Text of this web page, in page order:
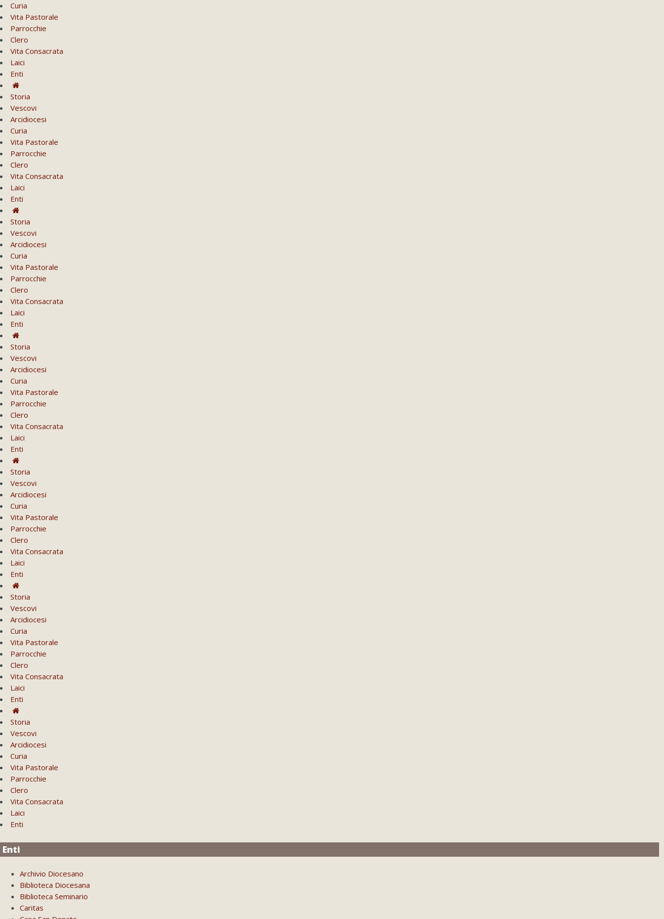
Curia
Vita Pastorale
Parrocchie
Clero
Vita Consacrata
Laici
Enti
Storia
Vescovi
Arcidiocesi
Curia
Vita Pastorale
Parrocchie
Clero
Vita Consacrata
Laici
Enti
Storia
Vescovi
Arcidiocesi
Curia
Vita Pastorale
Parrocchie
Clero
Vita Consacrata
Laici
Enti
Storia
Vescovi
Arcidiocesi
Curia
Vita Pastorale
Parrocchie
Clero
Vita Consacrata
Laici
Enti
Storia
Vescovi
Arcidiocesi
Curia
Vita Pastorale
Parrocchie
Clero
Vita Consacrata
Laici
Enti
Storia
Vescovi
Arcidiocesi
Curia
Vita Pastorale
Parrocchie
Clero
Vita Consacrata
Laici
Enti
Storia
Vescovi
Arcidiocesi
Curia
Vita Pastorale
Parrocchie
Clero
Vita Consacrata
Laici
Enti
Enti
Archivio Diocesano
Biblioteca Diocesana
Biblioteca Seminario
Caritas